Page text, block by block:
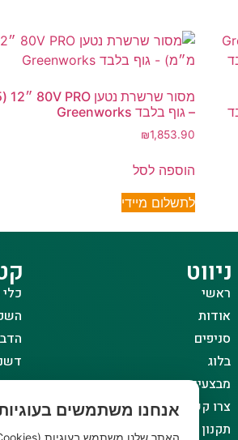
– גוף בלבד Greenworks
₪1,853.90
הוספה לסל
לתשלום מיידי
ניווט
ראשי
אודות
סניפים
בלוג
מבצעים
צרו קשר
תקנון אתר
כלי
אנחנו משתמשים